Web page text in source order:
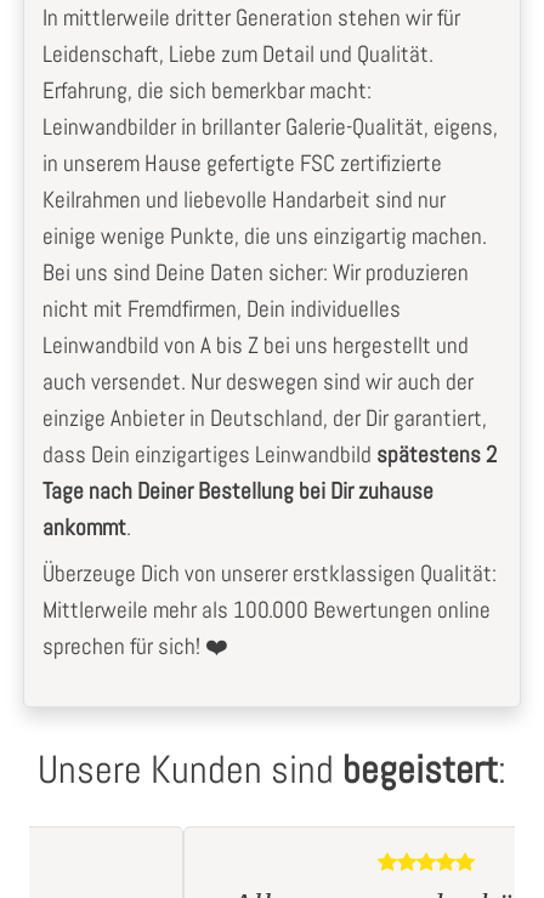
In mittlerweile dritter Generation stehen wir für
Leidenschaft, Liebe zum Detail und Qualität.
Erfahrung, die sich bemerkbar macht:
Leinwandbilder in brillanter Galerie-Qualität, eigens,
in unserem Hause gefertigte FSC zertifizierte
Keilrahmen und liebevolle Handarbeit sind nur
einige wenige Punkte, die uns einzigartig machen.
Bei uns sind Deine Daten sicher: Wir produzieren
nicht mit Fremdfirmen, Dein individuelles
Leinwandbild von A bis Z bei uns hergestellt und
auch versendet. Nur deswegen sind wir auch der
einzige Anbieter in Deutschland, der Dir garantiert,
dass Dein einzigartiges Leinwandbild spätestens 2
Tage nach Deiner Bestellung bei Dir zuhause
ankommt.
Überzeuge Dich von unserer erstklassigen Qualität:
Mittlerweile mehr als 100.000 Bewertungen online
sprechen für sich! ❤️
Unsere Kunden sind begeistert: